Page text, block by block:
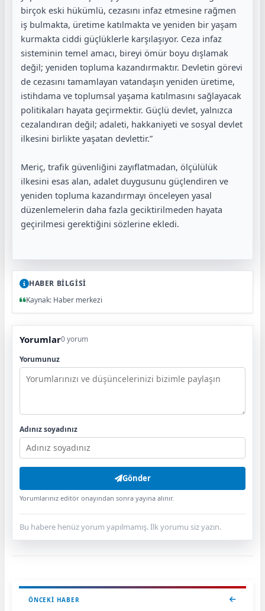
birçok eski hükümlü, cezasını infaz etmesine rağmen
iş bulmakta, üretime katılmakta ve yeniden bir yaşam
kurmakta ciddi güçlüklerle karşılaşıyor. Ceza infaz
sisteminin temel amacı, bireyi ömür boyu dışlamak
değil; yeniden topluma kazandırmaktır. Devletin görevi
de cezasını tamamlayan vatandaşın yeniden üretime,
istihdama ve toplumsal yaşama katılmasını sağlayacak
politikaları hayata geçirmektir. Güçlü devlet, yalnızca
cezalandıran değil; adaleti, hakkaniyeti ve sosyal devlet
ilkesini birlikte yaşatan devlettir.”
Meriç, trafik güvenliğini zayıflatmadan, ölçülülük
ilkesini esas alan, adalet duygusunu güçlendiren ve
yeniden topluma kazandırmayı önceleyen yasal
düzenlemelerin daha fazla geciktirilmeden hayata
geçirilmesi gerektiğini sözlerine ekledi.
HABER BİLGİSİ
Kaynak: Haber merkezi
Yorumlar0 yorum
Yorumunuz
Adınız soyadınız
Gönder
Yorumlarınız editör onayından sonra yayına alınır.
Bu habere henüz yorum yapılmamış. İlk yorumu siz yazın.
ÖNCEKI HABER